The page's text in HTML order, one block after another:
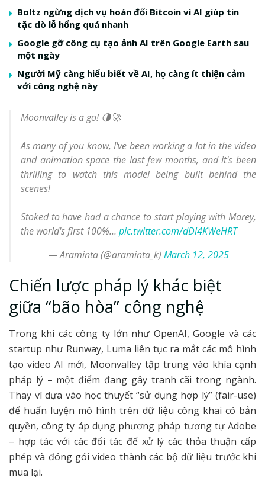
Boltz ngừng dịch vụ hoán đổi Bitcoin vì AI giúp tin
tặc dò lỗ hổng quá nhanh
Google gỡ công cụ tạo ảnh AI trên Google Earth sau
một ngày
Người Mỹ càng hiểu biết về AI, họ càng ít thiện cảm
với công nghệ này
Moonvalley is a go! 🌗🚀
As many of you know, I've been working a lot in the video
and animation space the last few months, and it's been
thrilling to watch this model being built behind the
scenes!
Stoked to have had a chance to start playing with Marey,
the world's first 100%… pic.twitter.com/dDl4KWeHRT
— Araminta (@araminta_k) March 12, 2025
Chiến lược pháp lý khác biệt
giữa “bão hòa” công nghệ
Trong khi các công ty lớn như OpenAI, Google và các
startup như Runway, Luma liên tục ra mắt các mô hình
tạo video AI mới, Moonvalley tập trung vào khía cạnh
pháp lý – một điểm đang gây tranh cãi trong ngành.
Thay vì dựa vào học thuyết “sử dụng hợp lý” (fair-use)
để huấn luyện mô hình trên dữ liệu công khai có bản
quyền, công ty áp dụng phương pháp tương tự Adobe
– hợp tác với các đối tác để xử lý các thỏa thuận cấp
phép và đóng gói video thành các bộ dữ liệu trước khi
mua lại.